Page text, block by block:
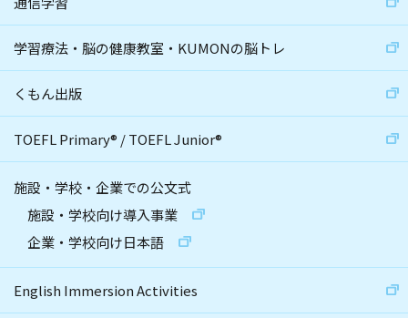
学習療法・脳の健康教室・KUMONの脳トレ
くもん出版
TOEFL Primary® /TOEFL Junior®
施設・学校・企業での公文式
施設・学校向け導入事業
企業・学校向け日本語
English Immersion Activities